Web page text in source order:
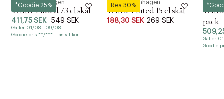
*Goodie 25%
Royal Copenhagen
White Fluted 73 cl skål
411,75 SEK 549 SEK
Gäller 01/08 - 09/08
Goodie-pris **/*** - läs villkor
Rea 30%
Royal Copenhagen
White Fluted 15 cl skål
188,30 SEK 269 SEK
Royal
pack
Gäller
Goodie-